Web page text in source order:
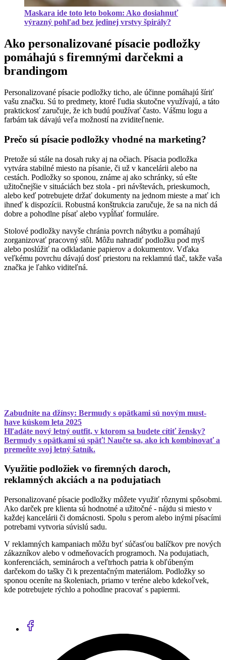
Maskara ide toto leto bokom: Ako dosiahnuť
výrazný pohľad bez jedinej vrstvy špirály?
Ako personalizované písacie podložky
pomáhajú s firemnými darčekmi a
brandingom
Personalizované písacie podložky ticho, ale účinne pomáhajú šíriť
vašu značku. Sú to predmety, ktoré ľudia skutočne využívajú, a táto
praktickosť zaručuje, že ich budú používať často. Vášmu logu a
farbám tak dávajú veľa možností na zviditeľnenie.
Prečo sú písacie podložky vhodné na marketing?
Pretože sú stále na dosah ruky aj na očiach. Písacia podložka
vytvára stabilné miesto na písanie, či už v kancelárii alebo na
cestách. Podložky so sponou, známe aj ako schránky, sú ešte
užitočnejšie v situáciách bez stola - pri návštevách, prieskumoch,
alebo keď potrebujete držať dokumenty na jednom mieste a mať ich
ihneď k dispozícii. Robustná konštrukcia zaručuje, že sa na nich dá
dobre a pohodlne písať alebo vypĺňať formuláre.
Stolové podložky navyše chránia povrch nábytku a pomáhajú
zorganizovať pracovný stôl. Môžu nahradiť podložku pod myš
alebo poslúžiť na odkladanie papierov a dokumentov. Vďaka
veľkému povrchu dávajú dosť priestoru na reklamnú tlač, takže vaša
značka je ľahko viditeľná.
Zabudnite na džínsy: Bermudy s opätkami sú novým must-
have kúskom leta 2025
Hľadáte nový letný outfit, v ktorom sa budete cítiť žensky?
Bermudy s opätkami sú späť! Naučte sa, ako ich kombinovať a
premeňte svoj letný šatník.
Využitie podložiek vo firemných daroch,
reklamných akciách a na podujatiach
Personalizované písacie podložky môžete využiť rôznymi spôsobmi.
Ako darček pre klienta sú hodnotné a užitočné - nájdu si miesto v
každej kancelárii či domácnosti. Spolu s perom alebo inými písacími
potrebami vytvoria súvislú sadu.
V reklamných kampaniach môžu byť súčasťou balíčkov pre nových
zákazníkov alebo v odmeňovacích programoch. Na podujatiach,
konferenciách, seminároch a veľtrhoch patria k obľúbeným
darčekom do tašky či k prezentačným materiálom. Podložky so
sponou oceníte na školeniach, priamo v teréne alebo kdekoľvek,
kde potrebujete rýchlo a pohodlne pracovať s papiermi.